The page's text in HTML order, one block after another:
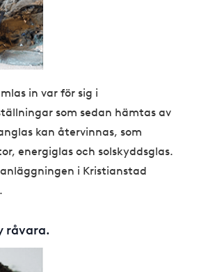
in var för sig i
som sedan hämtas av
kan återvinnas, som
energiglas och solskyddsglas.
i Kristianstad
råvara.